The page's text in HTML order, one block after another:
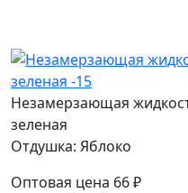
Незамерзающая
зеленая
Отдушка: Яблоко
Оптовая цена 66₽